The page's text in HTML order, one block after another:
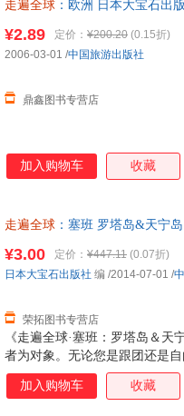
球系列以对目的地国家细致的
南一贯坚持自己的品质，并悉
好。该系列图书更致力于信息
走遍全球 ：欧洲 日本大宝石出
¥2.89 定价： ¥200.20 (0.15折)
鼎鑫图书专营店
2006-03-01 /中国旅游出版社
加入购物车 收藏
走遍全球 ：塞班 罗塔岛&天宁
《走遍全球·塞班：罗塔岛＆
者为对象。无论您是跟团还是
光景点、各种运动和活动、酒
新、准确的信息，但也可能由
¥3.00 定价： ¥447.11 (0.07折)
荣拓图书专营店
日本大宝石出版社 编 /2014-07-01 /
加入购物车 收藏